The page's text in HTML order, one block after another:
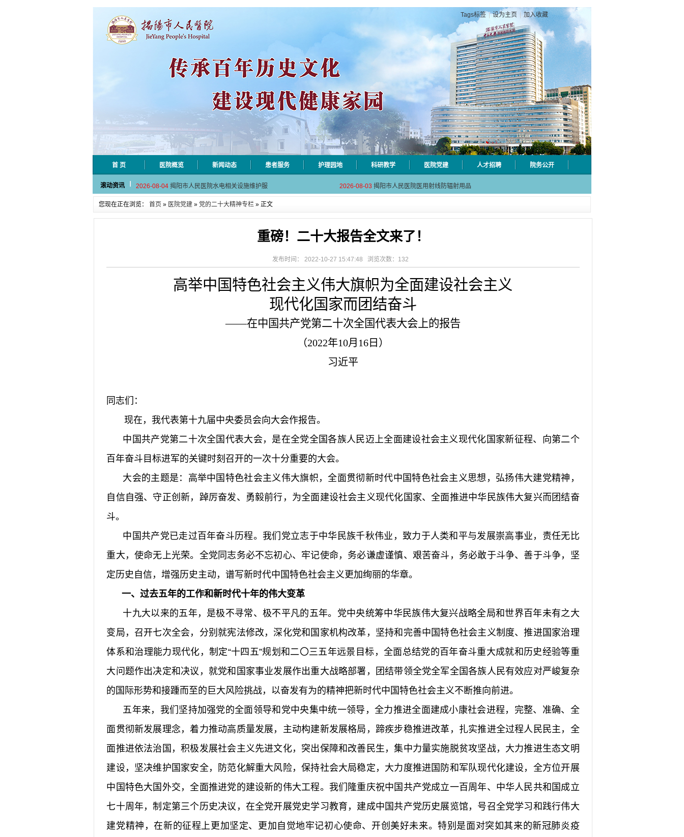
Tags标签 | 设为主页 加入收藏
首 页 医院概览 新闻动态 患者服务 护理园地 科研教学 医院党建 人才招聘 院务公开
滚动资讯
2026-08-06 揭阳市人民医院采集自动对焦相机市 2026-08-06 揭阳市人民医院对接AI-HR省级检验
2026-08-04 揭阳市人民医院水电相关设施维护服 2026-08-03 揭阳市人民医院医用射线防辐射用品
2026-07-31 学术聚力！妇儿分论坛精彩收官
2026-07-31 以学术聚合力 | 运动健康分论坛助 2026-07-31 揭阳市人民医院再添2个中山一院专
揭阳市人民医院水电相关设施维护服 2026-08-03 揭阳市人民医院医用射线防辐射用品
2026-07-31 学术聚力促提升｜肿瘤分论坛赋能区
2026-07-31 以学术聚合力 | 运动健康分论坛助 2026-07-31 揭阳市人民医院再添2个中山一院专
您现在正在浏览： 首页 » 医院党建 » 党的二十大精神专栏 » 正文
重磅！二十大报告全文来了！
发布时间： 2022-10-27 15:47:48 浏览次数： 132
高举中国特色社会主义伟大旗帜为全面建设社会主义
现代化国家而团结奋斗
——在中国共产党第二十次全国代表大会上的报告
（2022年10月16日）
习近平
同志们：
现在，我代表第十九届中央委员会向大会作报告。
中国共产党第二十次全国代表大会，是在全党全国各族人民迈上全面建设社会主义现代化国家新征程、向第二个
百年奋斗目标进军的关键时刻召开的一次十分重要的大会。
大会的主题是：高举中国特色社会主义伟大旗帜，全面贯彻新时代中国特色社会主义思想，弘扬伟大建党精神，
自信自强、守正创新，踔厉奋发、勇毅前行，为全面建设社会主义现代化国家、全面推进中华民族伟大复兴而团结奋
斗。
中国共产党已走过百年奋斗历程。我们党立志于中华民族千秋伟业，致力于人类和平与发展崇高事业，责任无比
重大，使命无上光荣。全党同志务必不忘初心、牢记使命，务必谦虚谨慎、艰苦奋斗，务必敢于斗争、善于斗争，坚
定历史自信，增强历史主动，谱写新时代中国特色社会主义更加绚丽的华章。
一、过去五年的工作和新时代十年的伟大变革
十九大以来的五年，是极不寻常、极不平凡的五年。党中央统筹中华民族伟大复兴战略全局和世界百年未有之大
变局，召开七次全会，分别就宪法修改，深化党和国家机构改革，坚持和完善中国特色社会主义制度、推进国家治理
体系和治理能力现代化，制定“十四五”规划和二〇三五年远景目标，全面总结党的百年奋斗重大成就和历史经验等重
大问题作出决定和决议，就党和国家事业发展作出重大战略部署，团结带领全党全军全国各族人民有效应对严峻复杂
的国际形势和接踵而至的巨大风险挑战，以奋发有为的精神把新时代中国特色社会主义不断推向前进。
五年来，我们坚持加强党的全面领导和党中央集中统一领导，全力推进全面建成小康社会进程，完整、准确、全
面贯彻新发展理念，着力推动高质量发展，主动构建新发展格局，蹄疾步稳推进改革，扎实推进全过程人民民主，全
面推进依法治国，积极发展社会主义先进文化，突出保障和改善民生，集中力量实施脱贫攻坚战，大力推进生态文明
建设，坚决维护国家安全，防范化解重大风险，保持社会大局稳定，大力度推进国防和军队现代化建设，全方位开展
中国特色大国外交，全面推进党的建设新的伟大工程。我们隆重庆祝中国共产党成立一百周年、中华人民共和国成立
七十周年，制定第三个历史决议，在全党开展党史学习教育，建成中国共产党历史展览馆，号召全党学习和践行伟大
建党精神，在新的征程上更加坚定、更加自觉地牢记初心使命、开创美好未来。特别是面对突如其来的新冠肺炎疫